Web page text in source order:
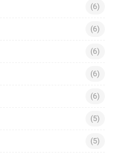
(6)
(6)
(6)
(6)
(6)
(5)
(5)